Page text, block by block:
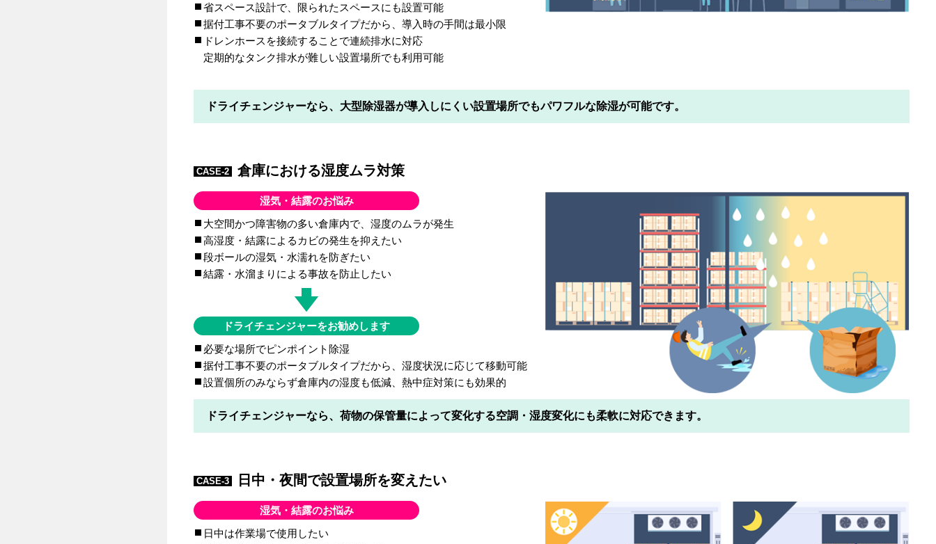
省スペース設計で、限られたスペースにも設置可能
据付工事不要のポータブルタイプだから、導入時の手間は最小限
ドレンホースを接続することで連続排水に対応
定期的なタンク排水が難しい設置場所でも利用可能
ドライチェンジャーなら、大型除湿器が導入しにくい設置場所でもパワフルな除湿が可能です。
CASE-2 倉庫における湿度ムラ対策
湿気・結露のお悩み
大空間かつ障害物の多い倉庫内で、湿度のムラが発生
高湿度・結露によるカビの発生を抑えたい
段ボールの湿気・水濡れを防ぎたい
結露・水溜まりによる事故を防止したい
ドライチェンジャーをお勧めします
必要な場所でピンポイント除湿
据付工事不要のポータブルタイプだから、湿度状況に応じて移動可能
設置個所のみならず倉庫内の湿度も低減、熱中症対策にも効果的
ドライチェンジャーなら、荷物の保管量によって変化する空調・湿度変化にも柔軟に対応できます。
CASE-3 日中・夜間で設置場所を変えたい
湿気・結露のお悩み
日中は作業場で使用したい